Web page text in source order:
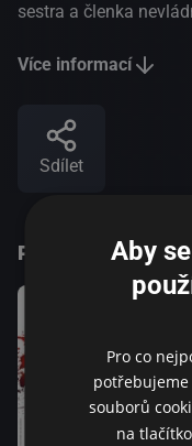
sestra a členka
zoufale pátrá během
každodenní válečný
Hazanaviciuse je
snímkem
Více informací
Sdílet
Podobné tituly
Aby
Pro co
potřebujeme
souborů
na